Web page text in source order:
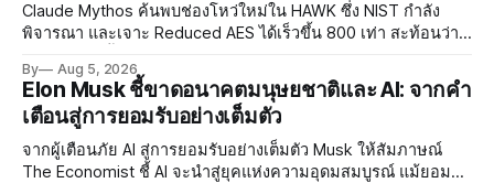
Claude Mythos ค้นพบช่องโหว่ใหม่ใน HAWK ซึ่ง NIST กำลัง
พิจารณา และเจาะ Reduced AES ได้เร็วขึ้น 800 เท่า สะท้อนว่า
By Aug 5, 2026
Elon Musk ชี้ขาดอนาคตมนุษยชาติและ AI: จากคำ
เตือนสู่การยอมรับอย่างเต็มตัว
จากผู้เตือนภัย AI สู่การยอมรับอย่างเต็มตัว Musk ให้สัมภาษณ์
The Economist ชี้ AI จะนำสู่ยุคแห่งความอุดมสมบูรณ์ แม้ยอมรับ